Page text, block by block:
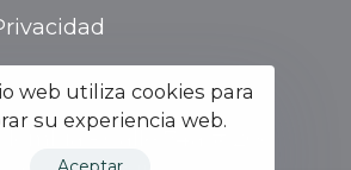
- Calle 74a # 20c
web utiliza cookies para
su experiencia web.